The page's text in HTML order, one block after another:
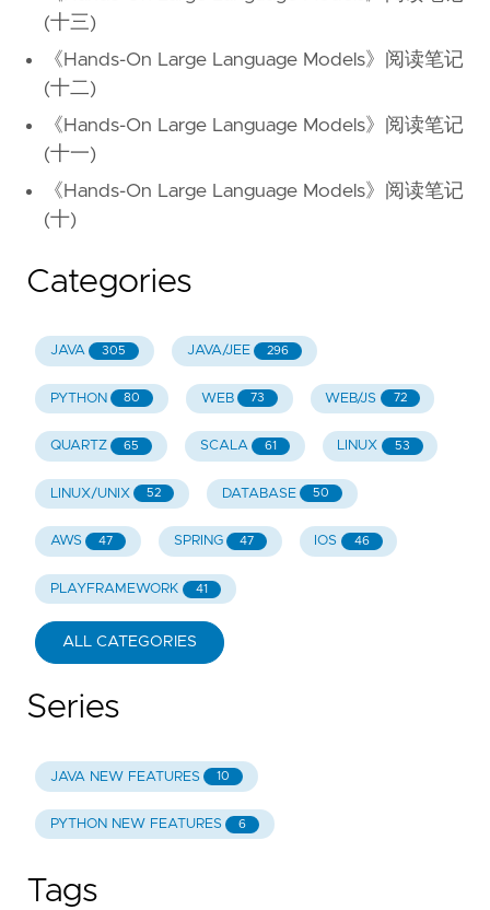
(十三)
《Hands-On Large Language Models》阅读笔记
(十二)
《Hands-On Large Language Models》阅读笔记
(十一)
《Hands-On Large Language Models》阅读笔记
(十)
Categories
JAVA 305 JAVA/JEE 296
PYTHON 80 WEB 73 WEB/JS 72
QUARTZ 65 SCALA 61 LINUX 53
LINUX/UNIX 52 DATABASE 50
AWS 47 SPRING 47 IOS 46
PLAYFRAMEWORK 41
ALL CATEGORIES
Series
JAVA NEW FEATURES 10
PYTHON NEW FEATURES 6
Tags